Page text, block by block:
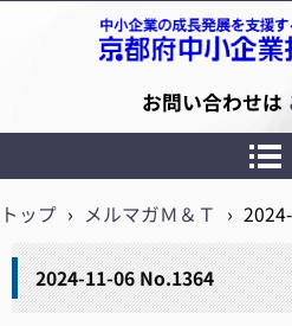
京都府中小企業技術センター
お問い合わせは
トップ › メルマガＭ＆Ｔ ›
2024-11-06 No.1364